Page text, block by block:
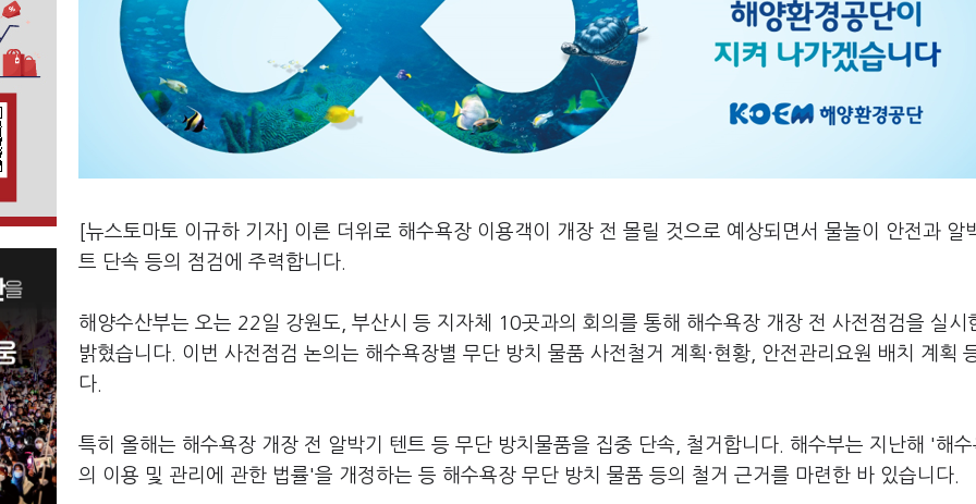
[뉴스토마토 이규하 기자] 이른 더위로 해수욕장 이용객이 개장 전 몰릴 것으로 예상되면서 물놀이 안전과 알
트 단속 등의 점검에 주력합니다.
해양수산부는 오는 22일 강원도, 부산시 등 지자체 10곳과의 회의를 통해 해수욕장 개장 전 사전점검을 실시
밝혔습니다. 이번 사전점검 논의는 해수욕장별 무단 방치 물품 사전철거 계획·현황, 안전관리요원 배치 계획
다.
특히 올해는 해수욕장 개장 전 알박기 텐트 등 무단 방치물품을 집중 단속, 철거합니다. 해수부는 지난해 '해
의 이용 및 관리에 관한 법률'을 개정하는 등 해수욕장 무단 방치 물품 등의 철거 근거를 마련한 바 있습니다.